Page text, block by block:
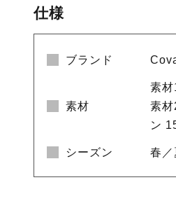
仕様
ブランド
素材
素
素
ン
シーズン 春／